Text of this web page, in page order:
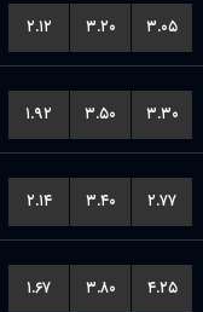
۲.۱۲ ۳.۲۰ ۳.۰۵
۱.۹۲ ۳.۵۰ ۳.۳۰
۲.۱۴ ۳.۴۰ ۲.۷۷
۱.۶۷ ۳.۸۰ ۴.۲۵